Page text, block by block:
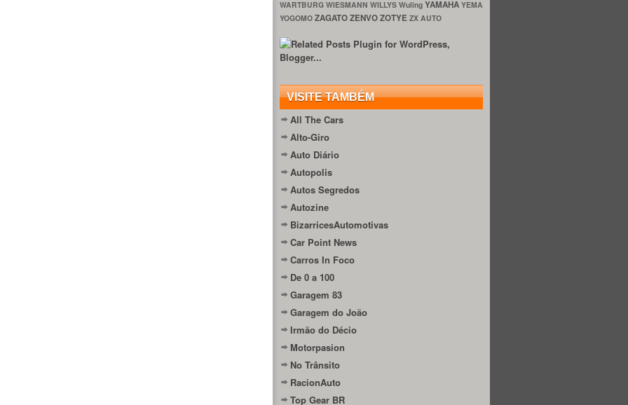
WARTBURG WIESMANN WILLYS Wuling YAMAHA YEMA
YOGOMO ZAGATOZENVOZOTYE ZX AUTO
VISITE TAMBÉM
All The Cars
Alto-Giro
Auto Diário
Autopolis
Autos Segredos
Autozine
BizarricesAutomotivas
Car Point News
Carros In Foco
De 0 a 100
Garagem 83
Garagem do João
Irmão do Décio
Motorpasion
No Trânsito
RacionAuto
Top Gear BR